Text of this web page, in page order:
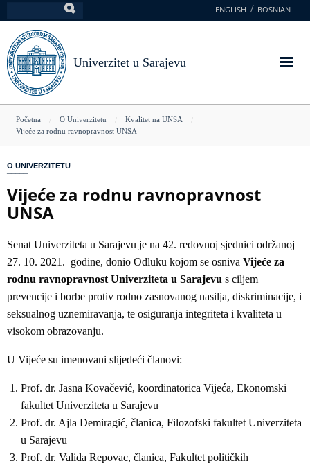
na
glavni
sadržaj
ENGLISH BOSNIAN
Univerzitet u Sarajevu
You
here
Početna O Univerzitetu
Kvalitet na UNSA
Vijeće za rodnu ravnopravnost UNSA
O UNIVERZITETU
Vijeće za rodnu ravnopravnost
UNSA
Senat Univerziteta u Sarajevu je na 42. redovnoj sjednici održanoj
27. 10. 2021. godine, donio Odluku kojom se osniva Vijeće za
rodnu ravnopravnost Univerziteta u Sarajevu s ciljem
prevencije i borbe protiv rodno zasnovanog nasilja, diskriminacije, i
seksualnog uznemiravanja, te osiguranja integriteta i kvaliteta u
visokom obrazovanju.
U Vijeće su imenovani slijedeći članovi:
Prof. dr. Jasna Kovačević, koordinatorica Vijeća, Ekonomski
fakultet Univerziteta u Sarajevu
Prof. dr. Ajla Demiragić, članica, Filozofski fakultet Univerziteta
u Sarajevu
Prof. dr. Valida Repovac, članica, Fakultet političkih